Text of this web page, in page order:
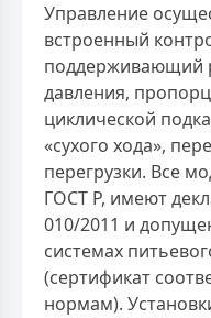
Управление
встроенный
поддерживающий
давления,
циклической
«сухого хода»,
перегрузки. Все
ГОСТ Р, имеют
010/2011 и
системах
(сертификат
нормам).